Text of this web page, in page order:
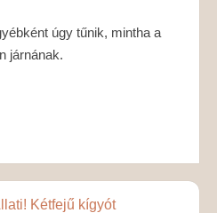
úgy tűnik, mintha a
járnának.
Kétfejű kígyót